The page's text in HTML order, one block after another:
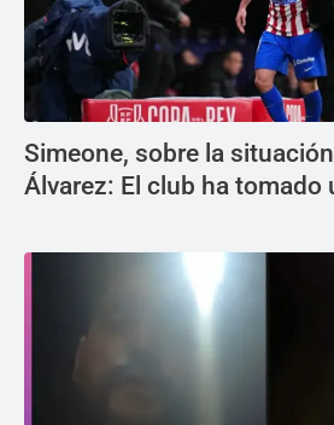
Simeone, sobre la
Álvarez: El club ha tomado